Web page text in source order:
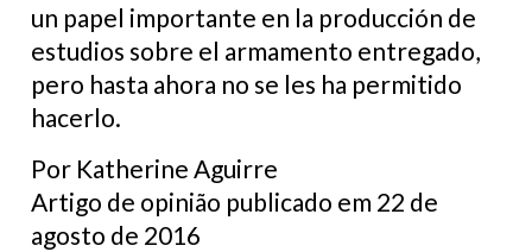
un papel importante en la producción de
estudios sobre el armamento entregado,
pero hasta ahora no se les ha permitido
hacerlo.
Por Katherine Aguirre
Artigo de opinião publicado em 22 de
agosto de 2016